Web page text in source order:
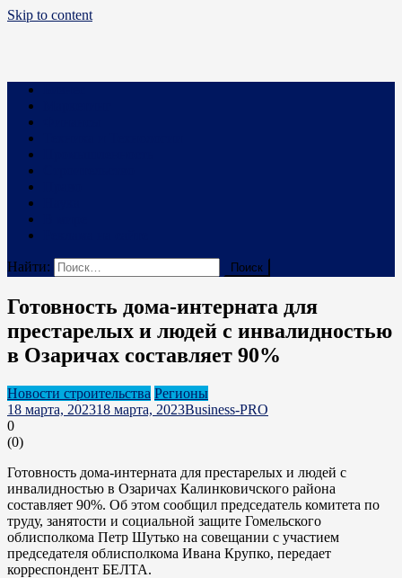
Skip to content
Business PRO
Новости про бизнес и не только
Найти:
Готовность дома-интерната для
престарелых и людей с инвалидностью
в Озаричах составляет 90%
Новости строительства Регионы
18 марта, 202318 марта, 2023Business-PRO
0
(0)
Готовность дома-интерната для престарелых и людей с
инвалидностью в Озаричах Калинковичского района
составляет 90%. Об этом сообщил председатель комитета по
труду, занятости и социальной защите Гомельского
облисполкома Петр Шутько на совещании с участием
председателя облисполкома Ивана Крупко, передает
корреспондент БЕЛТА.